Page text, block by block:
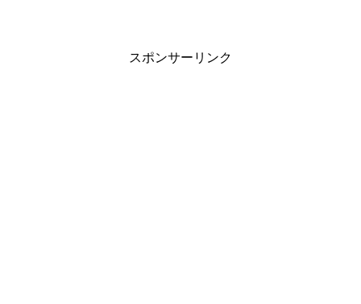
スポンサーリンク